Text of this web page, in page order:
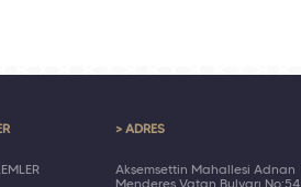
> ADRES
Akşemsettin Mahallesi Adnan
Menderes Vatan Bulvarı No:54